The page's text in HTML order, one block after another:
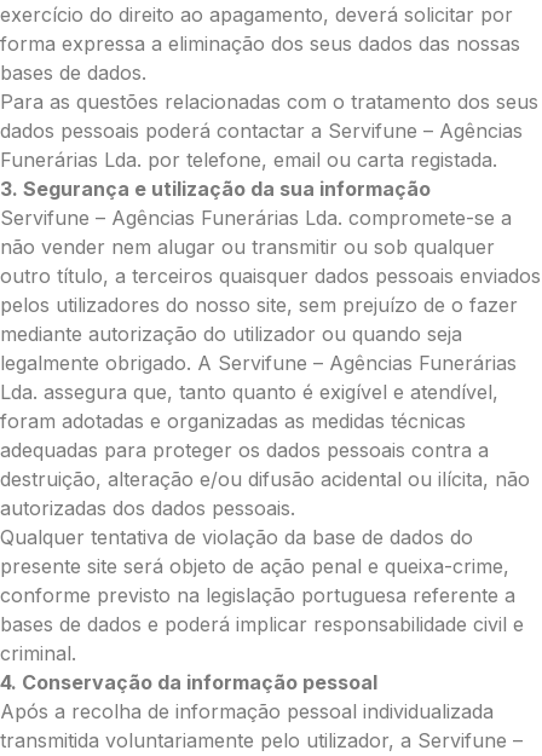
Pequena (€85)
Média (€100)
Grande (€115)
Cruz:
Pequena (€85)
Média (€100)
Grande (€115)
Coração:
Pequena (€85)
Média (€100)
Grande (€115)
Coroa:
Mini (€75)
Pequena (€85)
Média (€100)
Grande (€115)
O seu nome*
Contacto telefónico
O seu email*
exercício do direito ao apagamento, deverá solicitar por
forma expressa a eliminação dos seus dados das nossas
bases de dados.
Para as questões relacionadas com o tratamento dos seus
dados pessoais poderá contactar a Servifune – Agências
Funerárias Lda. por telefone, email ou carta registada.
3. Segurança e utilização da sua informação
Servifune – Agências Funerárias Lda. compromete-se a
não vender nem alugar ou transmitir ou sob qualquer
outro título, a terceiros quaisquer dados pessoais enviados
pelos utilizadores do nosso site, sem prejuízo de o fazer
mediante autorização do utilizador ou quando seja
legalmente obrigado. A Servifune – Agências Funerárias
Lda. assegura que, tanto quanto é exigível e atendível,
foram adotadas e organizadas as medidas técnicas
adequadas para proteger os dados pessoais contra a
destruição, alteração e/ou difusão acidental ou ilícita, não
autorizadas dos dados pessoais.
Qualquer tentativa de violação da base de dados do
presente site será objeto de ação penal e queixa-crime,
conforme previsto na legislação portuguesa referente a
bases de dados e poderá implicar responsabilidade civil e
criminal.
4. Conservação da informação pessoal
Após a recolha de informação pessoal individualizada
transmitida voluntariamente pelo utilizador, a Servifune –